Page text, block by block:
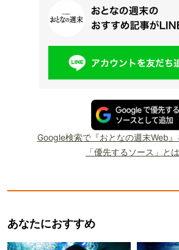
Google検索で『おとなの週末Web
「優先するソース」と
あなたにおすすめ